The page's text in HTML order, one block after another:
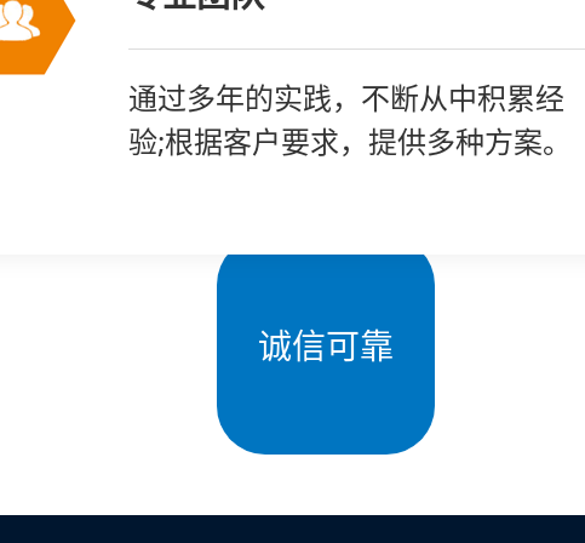
从事专用汽车改装行业多年，与多家
汽车生产企业保持产品配套与技术合
通过多年的实践，不断从中积累经
验;根据客户要求，提供多种方案。
自卸车密闭加盖改装，自卸车密闭厢
盖系统，液压动力单元，液压油缸，
本公司是一家以专业研发、设计、生
产、销售、服务为一体的企业。
一个高效的研发团队，专注研发，实
时尝新，实时创新，实时更新。
公司员工经过专业培训，真诚对待每
一位客户，用诚信和公正赢得客户的
从事专用汽车改装行业多年，与多家
汽车生产企业保持产品配套与技术合
通过多年的实践，不断从中积累经
验;根据客户要求，提供多种方案。
诚信可靠